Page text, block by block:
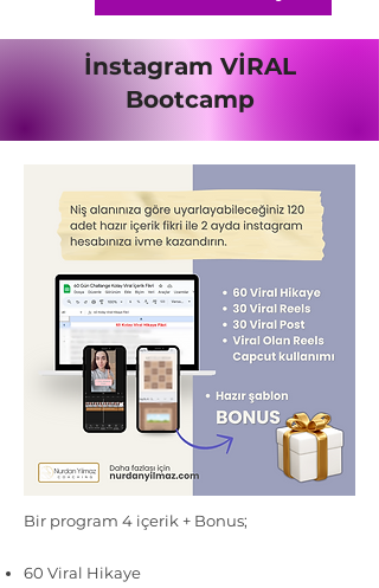
İnstagram VİRAL
Bootcamp
Bir program 4 içerik + Bonus;
60 Viral Hikaye